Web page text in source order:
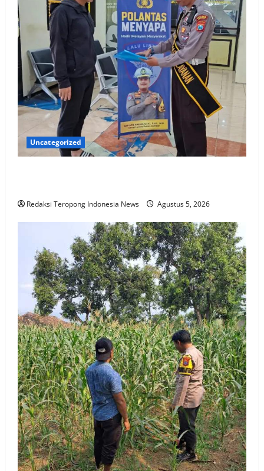
Uncategorized
Redaksi Teropong Indonesia News Agustus 5, 2026